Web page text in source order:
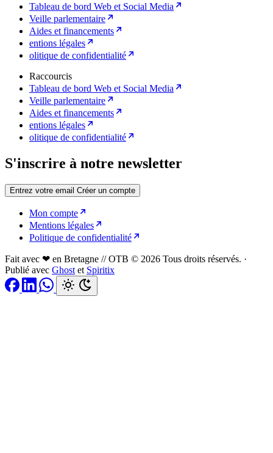
Tableau de bord Web et Social Media
Veille parlementaire
Aides et financements
entions légales
olitique de confidentialité
Raccourcis
Tableau de bord Web et Social Media
Veille parlementaire
Aides et financements
entions légales
olitique de confidentialité
S'inscrire à notre newsletter
Entrez votre email Créer un compte
Mon compte
Mentions légales
Politique de confidentialité
Fait avec ❤ en Bretagne // OTB © 2026 Tous droits réservés. ·
Publié avec Ghost et Spiritix